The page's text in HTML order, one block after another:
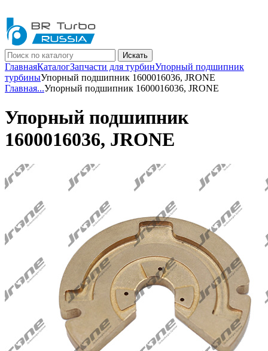
Искать
ГлавнаяКаталогЗапчасти для турбинУпорный подшипник
турбиныУпорный подшипник 1600016036, JRONE
Главная...Упорный подшипник 1600016036, JRONE
Упорный подшипник
1600016036, JRONE